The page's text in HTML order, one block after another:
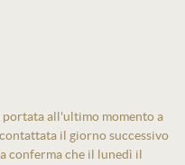
portata all'ultimo momento a
il giorno successivo
conferma che il lunedì il